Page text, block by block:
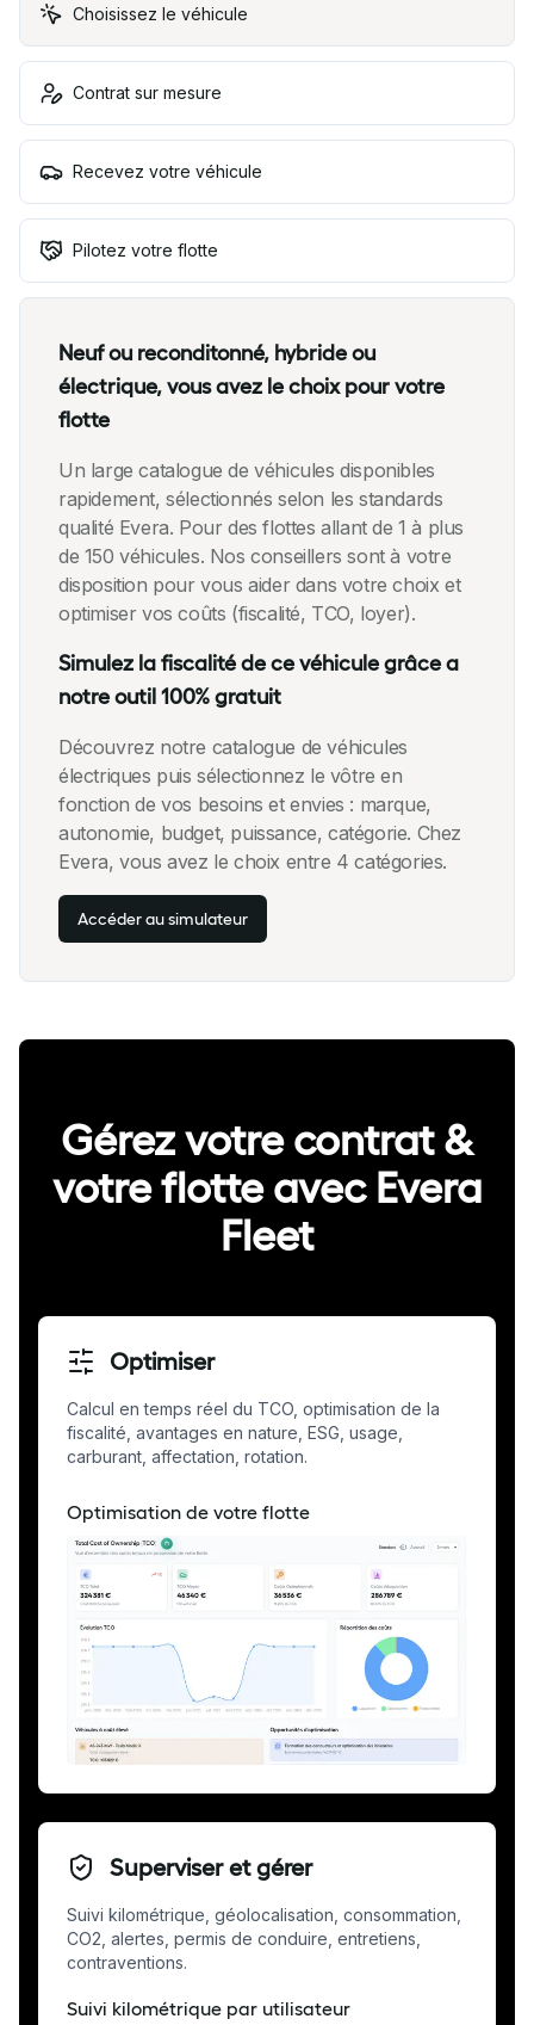
Choisissez le véhicule
Contrat sur mesure
Recevez votre véhicule
Pilotez votre flotte
Neuf ou reconditonné, hybride ou
électrique, vous avez le choix pour votre
flotte
Un large catalogue de véhicules disponibles
rapidement, sélectionnés selon les standards
qualité Evera. Pour des flottes allant de 1 à plus
de 150 véhicules. Nos conseillers sont à votre
disposition pour vous aider dans votre choix et
optimiser vos coûts (fiscalité, TCO, loyer).
Simulez la fiscalité de ce véhicule grâce a
notre outil 100% gratuit
Découvrez notre catalogue de véhicules
électriques puis sélectionnez le vôtre en
fonction de vos besoins et envies : marque,
autonomie, budget, puissance, catégorie. Chez
Evera, vous avez le choix entre 4 catégories.
Accéder au simulateur
Gérez votre contrat &
votre flotte avec Evera
Fleet
Optimiser
Calcul en temps réel du TCO, optimisation de la
fiscalité, avantages en nature, ESG, usage,
carburant, affectation, rotation.
Optimisation de votre flotte
Superviser et gérer
Suivi kilométrique, géolocalisation, consommation,
CO2, alertes, permis de conduire, entretiens,
contraventions.
Suivi kilométrique par utilisateur